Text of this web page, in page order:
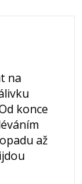
na
konce
až